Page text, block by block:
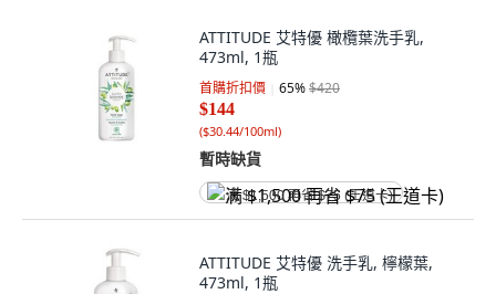
ATTITUDE 艾特優 橄欖葉洗手乳,
473ml, 1瓶
首購折扣價 65%$420
$144
($30.44/100ml)
暫時缺貨
满 $1,500 再省 $75 (王道卡)
ATTITUDE 艾特優 洗手乳, 檸檬葉,
473ml, 1瓶